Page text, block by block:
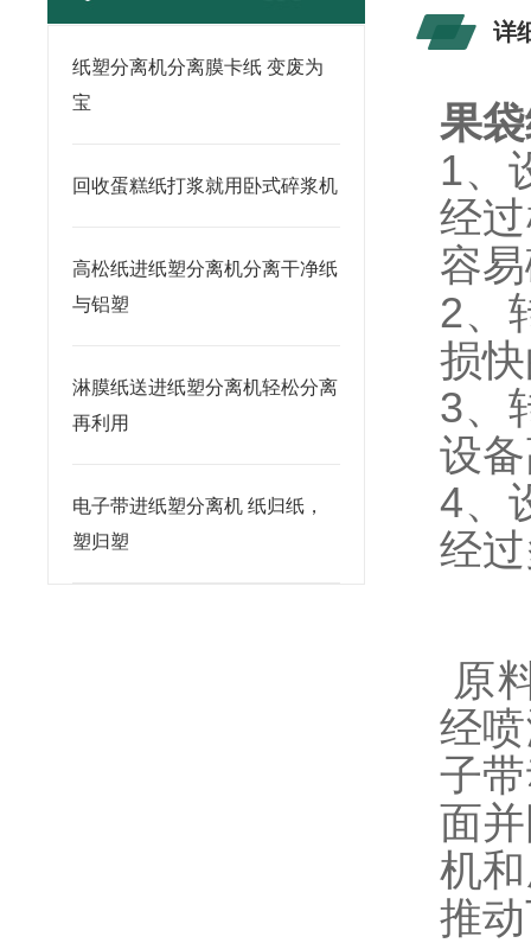
纸塑分离机分离膜卡纸 变废为
宝
回收蛋糕纸打浆就用卧式碎浆机
高松纸进纸塑分离机分离干净纸
与铝塑
淋膜纸送进纸塑分离机轻松分离
再利用
电子带进纸塑分离机 纸归纸，
塑归塑
详
果
1、
经
容
2、
损
3、
设
4、
经
原
经
子
面
机
推